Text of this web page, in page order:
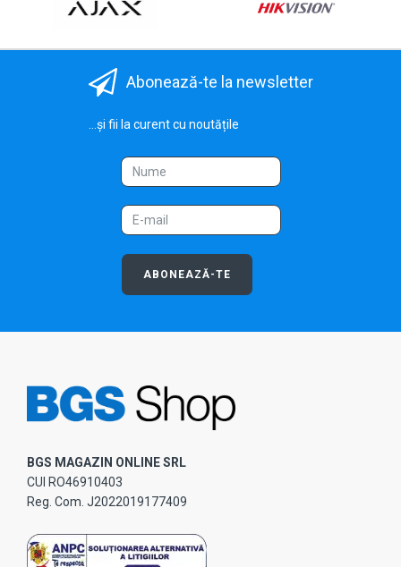
Abonează-te la newsletter
...și fii la curent cu noutățile
ABONEAZĂ-TE
BGS MAGAZIN ONLINE SRL
CUI RO46910403
Reg. Com. J2022019177409